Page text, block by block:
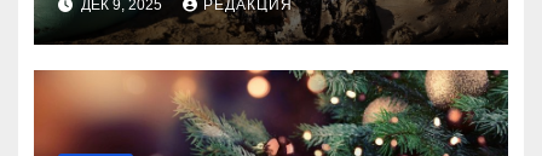
ДЕК 9, 2025 РЕДАКЦИЯ